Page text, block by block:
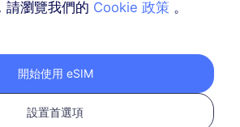
國家）
更多
請瀏覽我們的 Cookie 政策 。
開始使用 eSIM
設置首選項